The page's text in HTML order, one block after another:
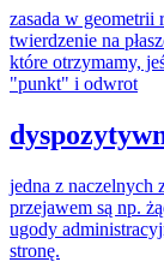
zasada w geometrii
twierdzenie na
które otrzymamy,
"punkt" i odwrot
jedna z naczelnych
przejawem są np.
ugody
stronę.